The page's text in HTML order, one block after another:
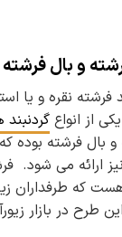
و بال فرشته
فرشته نقره و یا
از انواع
فرشته بوده
ارائه می شود.
که طرفداران
طرح در بازار